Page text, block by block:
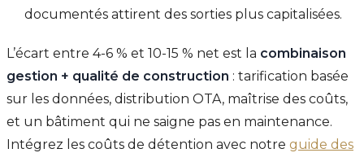
documentés attirent des sorties plus capitalisées.
L’écart entre 4-6 % et 10-15 % net est la combinaison
gestion + qualité de construction : tarification basée
sur les données, distribution OTA, maîtrise des coûts,
et un bâtiment qui ne saigne pas en maintenance.
Intégrez les coûts de détention avec notre guide des